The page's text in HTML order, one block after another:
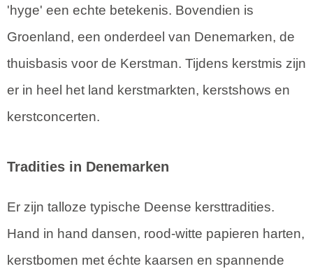
'hyge' een echte betekenis. Bovendien is
Groenland, een onderdeel van Denemarken, de
thuisbasis voor de Kerstman. Tijdens kerstmis zijn
er in heel het land kerstmarkten, kerstshows en
kerstconcerten.
Tradities in Denemarken
Er zijn talloze typische Deense kersttradities.
Hand in hand dansen, rood-witte papieren harten,
kerstbomen met échte kaarsen en spannende